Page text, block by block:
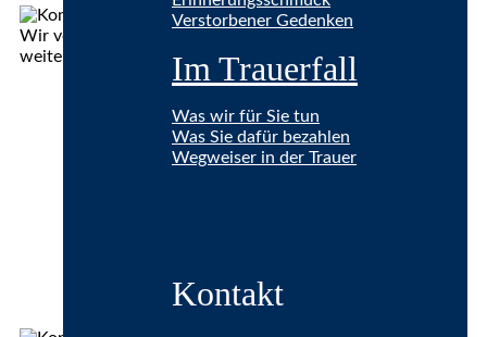
Verstorbener Gedenken
Im Trauerfall
Was wir für Sie tun
Was Sie dafür bezahlen
Wegweiser in der Trauer
Kontakt